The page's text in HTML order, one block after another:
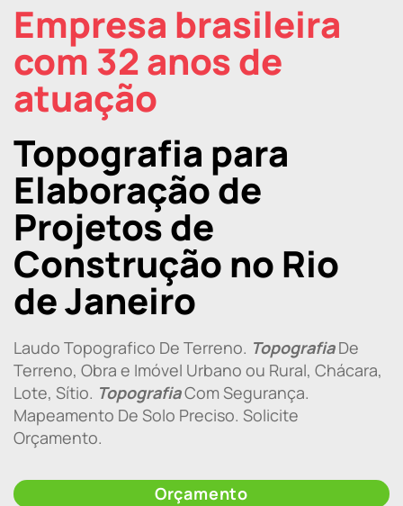
Empresa brasileira
com 32 anos de
atuação
Topografia para
Elaboração de
Projetos de
Construção no Rio
de Janeiro
Laudo Topografico De Terreno. TopografiaDe
Terreno, Obra e Imóvel Urbano ou Rural, Chácara,
Lote, Sítio. TopografiaCom Segurança.
Mapeamento De Solo Preciso. Solicite
Orçamento.
Orçamento